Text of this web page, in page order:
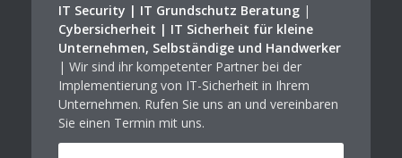
IT Security | IT Grundschutz Beratung|
Cybersicherheit | IT Sicherheit für kleine
Unternehmen, Selbständige und Handwerker
| Wir sind ihr kompetenter Partner bei der
Implementierung von IT-Sicherheit in Ihrem
Unternehmen. Rufen Sie uns an und vereinbaren
Sie einen Termin mit uns.